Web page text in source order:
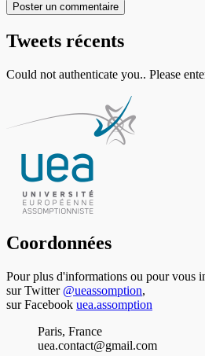
Tweets récents
Could not authenticate you.. Please
Coordonnées
Pour plus d'informations ou pour vous
sur Twitter @ueassomption,
sur Facebook uea.assomption
Paris, France
uea.contact@gmail.com